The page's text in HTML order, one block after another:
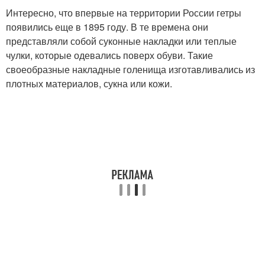
Интересно, что впервые на территории России гетры
появились еще в 1895 году. В те времена они
представляли собой суконные накладки или теплые
чулки, которые одевались поверх обуви. Такие
своеобразные накладные голенища изготавливались из
плотных материалов, сукна или кожи.